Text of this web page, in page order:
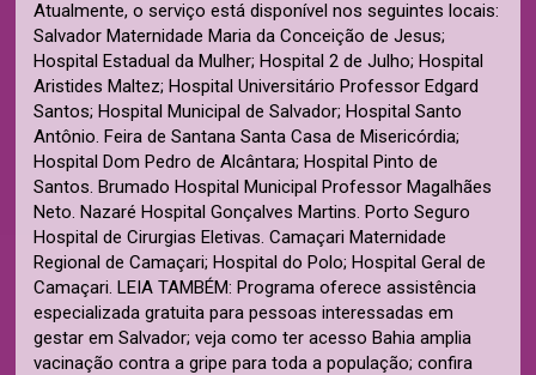
Atualmente, o serviço está disponível nos seguintes locais:
Salvador Maternidade Maria da Conceição de Jesus;
Hospital Estadual da Mulher; Hospital 2 de Julho; Hospital
Aristides Maltez; Hospital Universitário Professor Edgard
Santos; Hospital Municipal de Salvador; Hospital Santo
Antônio. Feira de Santana Santa Casa de Misericórdia;
Hospital Dom Pedro de Alcântara; Hospital Pinto de
Santos. Brumado Hospital Municipal Professor Magalhães
Neto. Nazaré Hospital Gonçalves Martins. Porto Seguro
Hospital de Cirurgias Eletivas. Camaçari Maternidade
Regional de Camaçari; Hospital do Polo; Hospital Geral de
Camaçari. LEIA TAMBÉM: Programa oferece assistência
especializada gratuita para pessoas interessadas em
gestar em Salvador; veja como ter acesso Bahia amplia
vacinação contra a gripe para toda a população; confira